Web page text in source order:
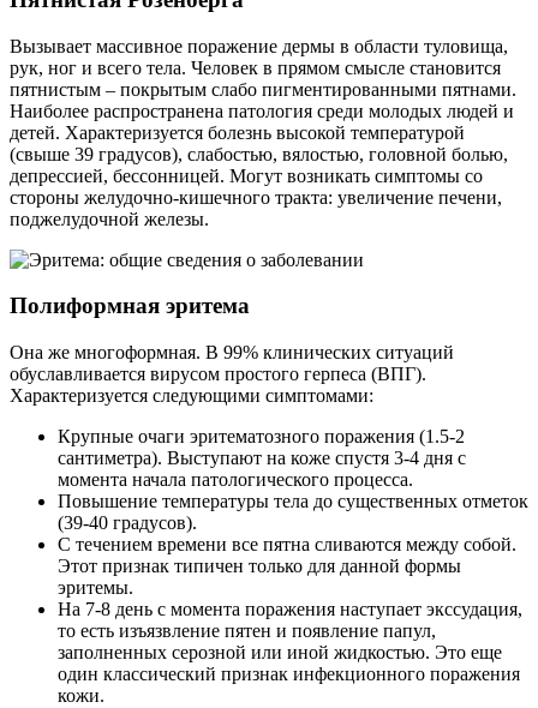
Вызывает массивное поражение дермы в области туловища,
рук, ног и всего тела. Человек в прямом смысле становится
пятнистым – покрытым слабо пигментированными пятнами.
Наиболее распространена патология среди молодых людей и
детей. Характеризуется болезнь высокой температурой
(свыше 39 градусов), слабостью, вялостью, головной болью,
депрессией, бессонницей. Могут возникать симптомы со
стороны желудочно-кишечного тракта: увеличение печени,
поджелудочной железы.
Полиформная эритема
Она же многоформная. В 99% клинических ситуаций
обуславливается вирусом простого герпеса (ВПГ).
Характеризуется следующими симптомами:
Крупные очаги эритематозного поражения (1.5-2
сантиметра). Выступают на коже спустя 3-4 дня с
момента начала патологического процесса.
Повышение температуры тела до существенных отметок
(39-40 градусов).
С течением времени все пятна сливаются между собой.
Этот признак типичен только для данной формы
эритемы.
На 7-8 день с момента поражения наступает экссудация,
то есть изъязвление пятен и появление папул,
заполненных серозной или иной жидкостью. Это еще
один классический признак инфекционного поражения
кожи.